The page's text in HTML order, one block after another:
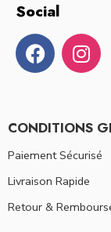
Social
CONDITIONS
Paiement Sécurisé
Livraison Rapide
Retour &